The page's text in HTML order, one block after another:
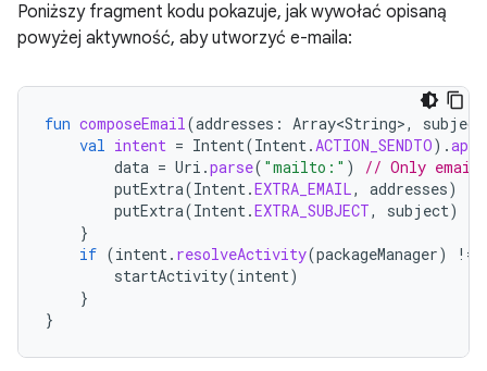
Poniższy fragment kodu pokazuje, jak wywołać opisaną
powyżej aktywność, aby utworzyć e-maila:
fun composeEmail(addresses : Array<String>, subject
val intent = Intent(Intent.ACTION_SENDTO).
data = Uri .parse( "mailto:" )
// Only email
putExtra(Intent.EXTRA_EMAIL, addresses)
putExtra(Intent.EXTRA_SUBJECT, subject)
}
if (intent. resolveActivity(packageManager) !=
startActivity(intent)
}
}